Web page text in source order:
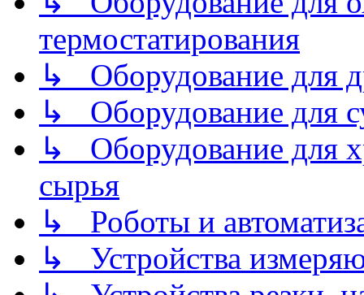
термостатирования
↳ Оборудование для
↳ Оборудование для
↳ Оборудование для
сырья
↳ Роботы и
↳ Устройства